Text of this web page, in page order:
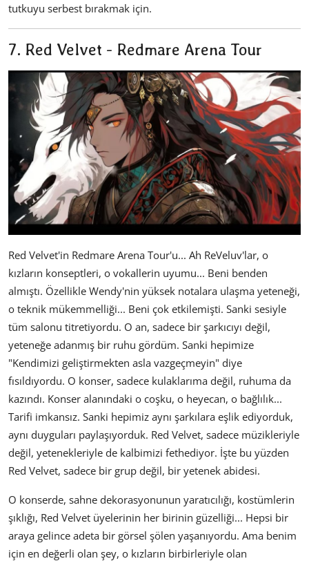
tutkuyu serbest bırakmak için.
7. Red Velvet - Redmare Arena Tour
Red Velvet'in Redmare Arena Tour'u... Ah ReVeluv'lar, o
kızların konseptleri, o vokallerin uyumu... Beni benden
almıştı. Özellikle Wendy'nin yüksek notalara ulaşma yeteneği,
o teknik mükemmelliği... Beni çok etkilemişti. Sanki sesiyle
tüm salonu titretiyordu. O an, sadece bir şarkıcıyı değil,
yeteneğe adanmış bir ruhu gördüm. Sanki hepimize
"Kendimizi geliştirmekten asla vazgeçmeyin" diye
fısıldıyordu. O konser, sadece kulaklarıma değil, ruhuma da
kazındı. Konser alanındaki o coşku, o heyecan, o bağlılık...
Tarifi imkansız. Sanki hepimiz aynı şarkılara eşlik ediyorduk,
aynı duyguları paylaşıyorduk. Red Velvet, sadece müzikleriyle
değil, yetenekleriyle de kalbimizi fethediyor. İşte bu yüzden
Red Velvet, sadece bir grup değil, bir yetenek abidesi.
O konserde, sahne dekorasyonunun yaratıcılığı, kostümlerin
şıklığı, Red Velvet üyelerinin her birinin güzelliği... Hepsi bir
araya gelince adeta bir görsel şölen yaşanıyordu. Ama benim
için en değerli olan şey, o kızların birbirleriyle olan